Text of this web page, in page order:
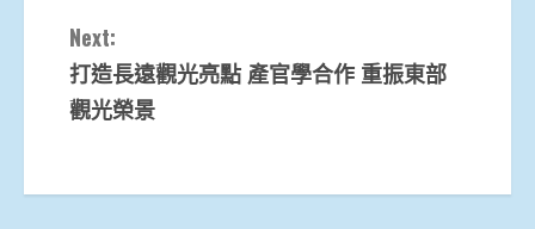
Next:
打造長遠觀光亮點 產官學合作 重振東部
觀光榮景